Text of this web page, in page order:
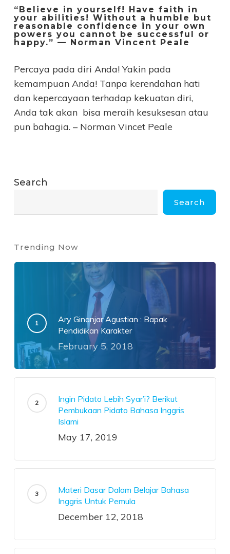
“Believe in yourself! Have faith in
your abilities! Without a humble but
reasonable confidence in your own
powers you cannot be successful or
happy.” — Norman Vincent Peale
Percaya pada diri Anda! Yakin pada
kemampuan Anda! Tanpa kerendahan hati
dan kepercayaan terhadap kekuatan diri,
Anda tak akan bisa meraih kesuksesan atau
pun bahagia. – Norman Vincet Peale
Search
Search
Trending Now
Ary Ginanjar Agustian : Bapak
Pendidikan Karakter
February 5, 2018
Ingin Pidato Lebih Syar’i? Berikut
Pembukaan Pidato Bahasa Inggris
Islami
May 17, 2019
Materi Dasar Dalam Belajar Bahasa
Inggris Untuk Pemula
December 12, 2018